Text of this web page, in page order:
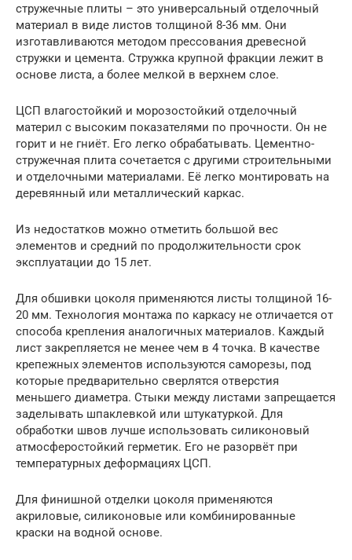
стружечные плиты – это универсальный отделочный
материал в виде листов толщиной 8-36 мм. Они
изготавливаются методом прессования древесной
стружки и цемента. Стружка крупной фракции лежит в
основе листа, а более мелкой в верхнем слое.
ЦСП влагостойкий и морозостойкий отделочный
материл с высоким показателями по прочности. Он не
горит и не гниёт. Его легко обрабатывать. Цементно-
стружечная плита сочетается с другими строительными
и отделочными материалами. Её легко монтировать на
деревянный или металлический каркас.
Из недостатков можно отметить большой вес
элементов и средний по продолжительности срок
эксплуатации до 15 лет.
Для обшивки цоколя применяются листы толщиной 16-
20 мм. Технология монтажа по каркасу не отличается от
способа крепления аналогичных материалов. Каждый
лист закрепляется не менее чем в 4 точка. В качестве
крепежных элементов используются саморезы, под
которые предварительно сверлятся отверстия
меньшего диаметра. Стыки между листами запрещается
заделывать шпаклевкой или штукатуркой. Для
обработки швов лучше использовать силиконовый
атмосферостойкий герметик. Его не разорвёт при
температурных деформациях ЦСП.
Для финишной отделки цоколя применяются
акриловые, силиконовые или комбинированные
краски на водной основе.